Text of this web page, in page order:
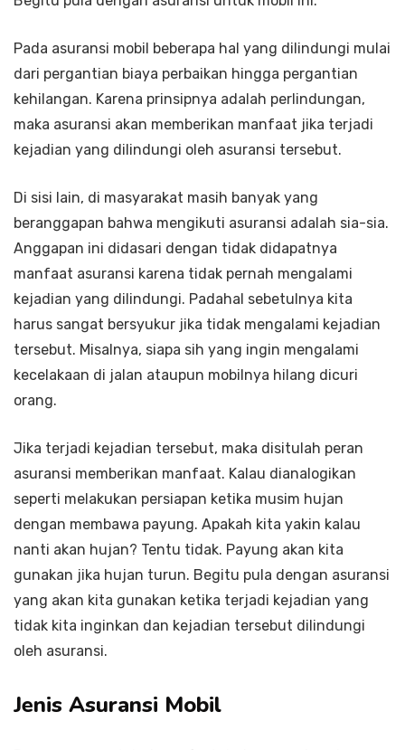
Pada asuransi mobil beberapa hal yang dilindungi mulai
dari pergantian biaya perbaikan hingga pergantian
kehilangan. Karena prinsipnya adalah perlindungan,
maka asuransi akan memberikan manfaat jika terjadi
kejadian yang dilindungi oleh asuransi tersebut.
Di sisi lain, di masyarakat masih banyak yang
beranggapan bahwa mengikuti asuransi adalah sia-sia.
Anggapan ini didasari dengan tidak didapatnya
manfaat asuransi karena tidak pernah mengalami
kejadian yang dilindungi. Padahal sebetulnya kita
harus sangat bersyukur jika tidak mengalami kejadian
tersebut. Misalnya, siapa sih yang ingin mengalami
kecelakaan di jalan ataupun mobilnya hilang dicuri
orang.
Jika terjadi kejadian tersebut, maka disitulah peran
asuransi memberikan manfaat. Kalau dianalogikan
seperti melakukan persiapan ketika musim hujan
dengan membawa payung. Apakah kita yakin kalau
nanti akan hujan? Tentu tidak. Payung akan kita
gunakan jika hujan turun. Begitu pula dengan asuransi
yang akan kita gunakan ketika terjadi kejadian yang
tidak kita inginkan dan kejadian tersebut dilindungi
oleh asuransi.
Jenis Asuransi Mobil